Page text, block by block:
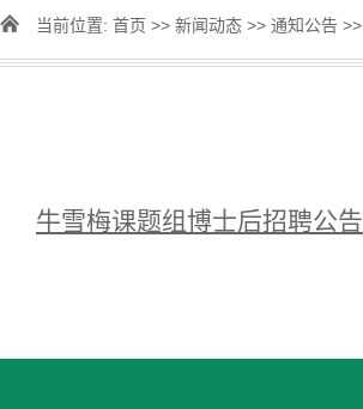
当前位置: 首页 >> 新闻动态 >> 通知公告
牛雪梅课题组博士后招聘公告